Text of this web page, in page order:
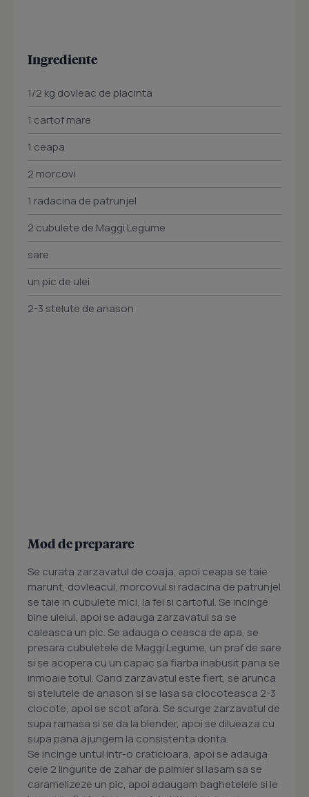
Ingrediente
1/2 kg dovleac de placinta
1 cartof mare
1 ceapa
2 morcovi
1 radacina de patrunjel
2 cubulete de Maggi Legume
sare
un pic de ulei
2-3 stelute de anason
Mod de preparare
Se curata zarzavatul de coaja, apoi ceapa se taie
marunt, dovleacul, morcovul si radacina de patrunjel
se taie in cubulete mici, la fel si cartoful. Se incinge
bine uleiul, apoi se adauga zarzavatul sa se
caleasca un pic. Se adauga o ceasca de apa, se
presara cubuletele de Maggi Legume, un praf de sare
si se acopera cu un capac sa fiarba inabusit pana se
inmoaie totul. Cand zarzavatul este fiert, se arunca
si stelutele de anason si se lasa sa clocoteasca 2-3
clocote, apoi se scot afara. Se scurge zarzavatul de
supa ramasa si se da la blender, apoi se dilueaza cu
supa pana ajungem la consistenta dorita.
Se incinge untul intr-o craticioara, apoi se adauga
cele 2 lingurite de zahar de palmier si lasam sa se
caramelizeze un pic, apoi adaugam baghetelele si le